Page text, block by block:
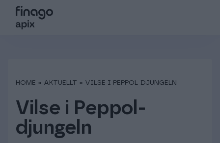
Sverige
Global (English)
Partners
Kundsupport
HOME » AKTUELLT » VILSE I PEPPOL-DJUNGELN
Vilse i Peppol-
djungeln